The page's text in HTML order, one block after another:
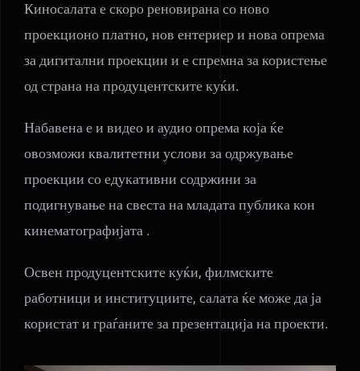
Киносалата е скоро реновирана со ново
проекционо платно, нов ентериер и нова опрема
за дигитални проекции и е спремна за користење
од страна на продуцентските куќи.
Набавена е и видео и аудио опрема која ќе
овозможи квалитетни услови за одржување
проекции со едукативни содржини за
подигнување на свеста на младата публика кон
кинематографијата .
Освен продуцентските куќи, филмските
работници и институциите, салата ќе може да ја
користат и граѓаните за презентација на проекти.